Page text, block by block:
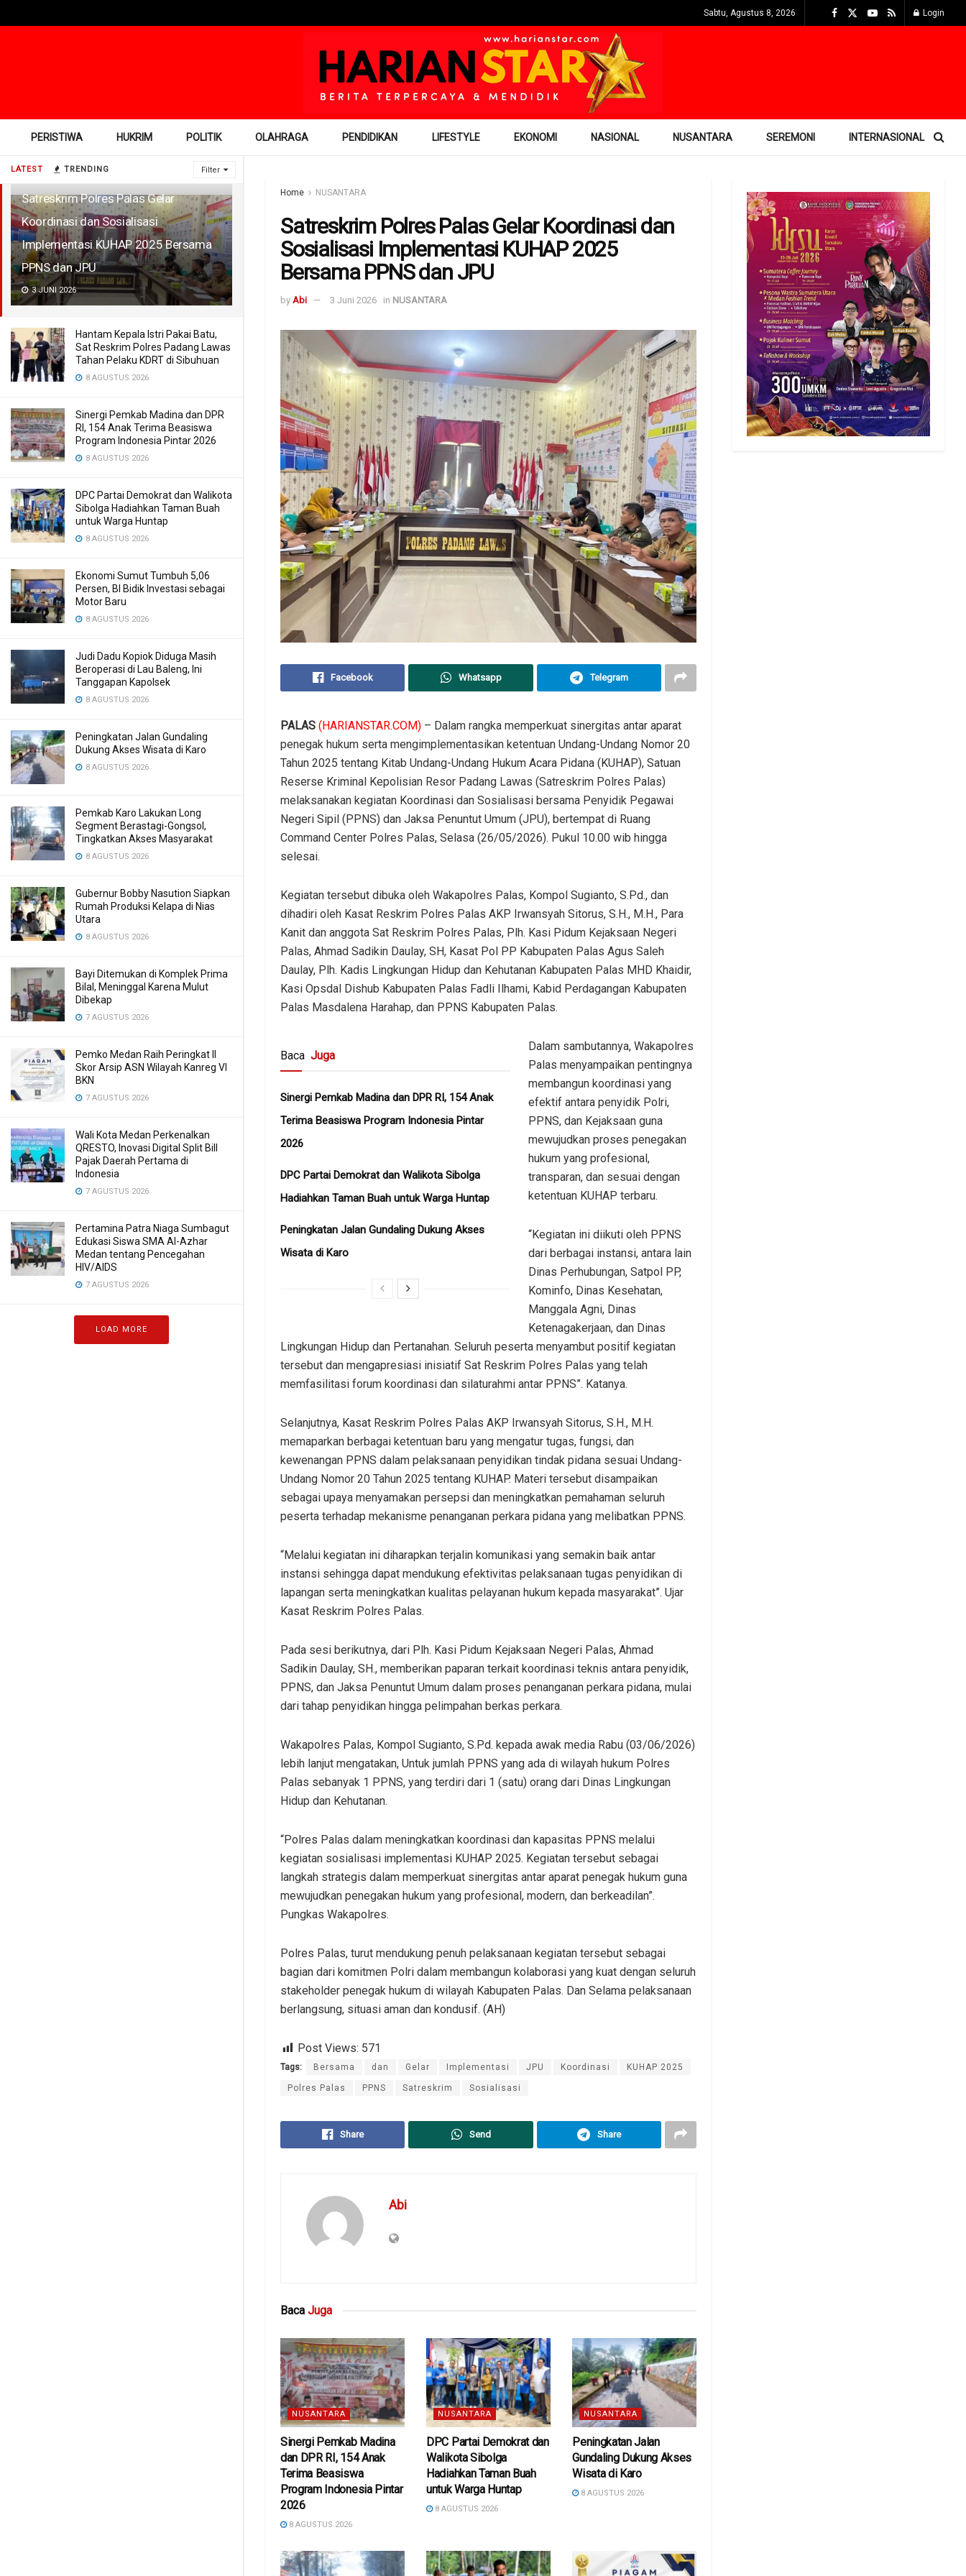
LATEST TRENDING Filter
Satreskrim Polres Palas Gelar
Koordinasi dan Sosialisasi
Implementasi KUHAP 2025 Bersama
PPNS dan JPU
3 JUNI 2026
Hantam Kepala Istri Pakai Batu,
Sat Reskrim Polres Padang Lawas
Tahan Pelaku KDRT di Sibuhuan
8 AGUSTUS 2026
Sinergi Pemkab Madina dan DPR
RI, 154 Anak Terima Beasiswa
Program Indonesia Pintar 2026
8 AGUSTUS 2026
DPC Partai Demokrat dan Walikota
Sibolga Hadiahkan Taman Buah
untuk Warga Huntap
8 AGUSTUS 2026
Ekonomi Sumut Tumbuh 5,06
Persen, BI Bidik Investasi sebagai
Motor Baru
8 AGUSTUS 2026
Judi Dadu Kopiok Diduga Masih
Beroperasi di Lau Baleng, Ini
Tanggapan Kapolsek
8 AGUSTUS 2026
Peningkatan Jalan Gundaling
Dukung Akses Wisata di Karo
8 AGUSTUS 2026
Pemkab Karo Lakukan Long
Segment Berastagi-Gongsol,
Tingkatkan Akses Masyarakat
8 AGUSTUS 2026
Gubernur Bobby Nasution Siapkan
Rumah Produksi Kelapa di Nias
Utara
8 AGUSTUS 2026
Bayi Ditemukan di Komplek Prima
Bilal, Meninggal Karena Mulut
Dibekap
7 AGUSTUS 2026
Pemko Medan Raih Peringkat II
Skor Arsip ASN Wilayah Kanreg VI
BKN
7 AGUSTUS 2026
Wali Kota Medan Perkenalkan
QRESTO, Inovasi Digital Split Bill
Pajak Daerah Pertama di
Indonesia
7 AGUSTUS 2026
Pertamina Patra Niaga Sumbagut
Edukasi Siswa SMA Al-Azhar
Medan tentang Pencegahan
HIV/AIDS
7 AGUSTUS 2026
LOAD MORE
Sabtu, Agustus 8, 2026 Login
PERISTIWA HUKRIM POLITIK OLAHRAGA PENDIDIKAN LIFESTYLE EKONOMI NASIONAL NUSANTARA SEREMONI INTERNASIONAL
Home NUSANTARA
Satreskrim Polres Palas Gelar Koordinasi dan
Sosialisasi Implementasi KUHAP 2025
Bersama PPNS dan JPU
by Abi 3 Juni 2026 in NUSANTARA
Facebook Whatsapp Telegram
PALAS (HARIANSTAR.COM) – Dalam rangka memperkuat sinergitas antar aparat
penegak hukum serta mengimplementasikan ketentuan Undang-Undang Nomor 20
Tahun 2025 tentang Kitab Undang-Undang Hukum Acara Pidana (KUHAP), Satuan
Reserse Kriminal Kepolisian Resor Padang Lawas (Satreskrim Polres Palas)
melaksanakan kegiatan Koordinasi dan Sosialisasi bersama Penyidik Pegawai
Negeri Sipil (PPNS) dan Jaksa Penuntut Umum (JPU), bertempat di Ruang
Command Center Polres Palas, Selasa (26/05/2026). Pukul 10.00 wib hingga
selesai.
Kegiatan tersebut dibuka oleh Wakapolres Palas, Kompol Sugianto, S.Pd., dan
dihadiri oleh Kasat Reskrim Polres Palas AKP Irwansyah Sitorus, S.H., M.H., Para
Kanit dan anggota Sat Reskrim Polres Palas, Plh. Kasi Pidum Kejaksaan Negeri
Palas, Ahmad Sadikin Daulay, SH, Kasat Pol PP Kabupaten Palas Agus Saleh
Daulay, Plh. Kadis Lingkungan Hidup dan Kehutanan Kabupaten Palas MHD Khaidir,
Kasi Opsdal Dishub Kabupaten Palas Fadli Ilhami, Kabid Perdagangan Kabupaten
Palas Masdalena Harahap, dan PPNS Kabupaten Palas.
Baca Juga
Sinergi Pemkab Madina dan DPR RI, 154 Anak
Terima Beasiswa Program Indonesia Pintar
2026
DPC Partai Demokrat dan Walikota Sibolga
Hadiahkan Taman Buah untuk Warga Huntap
Peningkatan Jalan Gundaling Dukung Akses
Wisata di Karo
Dalam sambutannya, Wakapolres
Palas menyampaikan pentingnya
membangun koordinasi yang
efektif antara penyidik Polri,
PPNS, dan Kejaksaan guna
mewujudkan proses penegakan
hukum yang profesional,
transparan, dan sesuai dengan
ketentuan KUHAP terbaru.
“Kegiatan ini diikuti oleh PPNS
dari berbagai instansi, antara lain
Dinas Perhubungan, Satpol PP,
Kominfo, Dinas Kesehatan,
Manggala Agni, Dinas
Ketenagakerjaan, dan Dinas
Lingkungan Hidup dan Pertanahan. Seluruh peserta menyambut positif kegiatan
tersebut dan mengapresiasi inisiatif Sat Reskrim Polres Palas yang telah
memfasilitasi forum koordinasi dan silaturahmi antar PPNS”. Katanya.
Selanjutnya, Kasat Reskrim Polres Palas AKP Irwansyah Sitorus, S.H., M.H.
memaparkan berbagai ketentuan baru yang mengatur tugas, fungsi, dan
kewenangan PPNS dalam pelaksanaan penyidikan tindak pidana sesuai Undang-
Undang Nomor 20 Tahun 2025 tentang KUHAP. Materi tersebut disampaikan
sebagai upaya menyamakan persepsi dan meningkatkan pemahaman seluruh
peserta terhadap mekanisme penanganan perkara pidana yang melibatkan PPNS.
“Melalui kegiatan ini diharapkan terjalin komunikasi yang semakin baik antar
instansi sehingga dapat mendukung efektivitas pelaksanaan tugas penyidikan di
lapangan serta meningkatkan kualitas pelayanan hukum kepada masyarakat”. Ujar
Kasat Reskrim Polres Palas.
Pada sesi berikutnya, dari Plh. Kasi Pidum Kejaksaan Negeri Palas, Ahmad
Sadikin Daulay, SH., memberikan paparan terkait koordinasi teknis antara penyidik,
PPNS, dan Jaksa Penuntut Umum dalam proses penanganan perkara pidana, mulai
dari tahap penyidikan hingga pelimpahan berkas perkara.
Wakapolres Palas, Kompol Sugianto, S.Pd. kepada awak media Rabu (03/06/2026)
lebih lanjut mengatakan, Untuk jumlah PPNS yang ada di wilayah hukum Polres
Palas sebanyak 1 PPNS, yang terdiri dari 1 (satu) orang dari Dinas Lingkungan
Hidup dan Kehutanan.
“Polres Palas dalam meningkatkan koordinasi dan kapasitas PPNS melalui
kegiatan sosialisasi implementasi KUHAP 2025. Kegiatan tersebut sebagai
langkah strategis dalam memperkuat sinergitas antar aparat penegak hukum guna
mewujudkan penegakan hukum yang profesional, modern, dan berkeadilan”.
Pungkas Wakapolres.
Polres Palas, turut mendukung penuh pelaksanaan kegiatan tersebut sebagai
bagian dari komitmen Polri dalam membangun kolaborasi yang kuat dengan seluruh
stakeholder penegak hukum di wilayah Kabupaten Palas. Dan Selama pelaksanaan
berlangsung, situasi aman dan kondusif. (AH)
Post Views: 571
Tags: Bersama dan Gelar Implementasi JPU Koordinasi KUHAP 2025
Polres Palas PPNS Satreskrim Sosialisasi
Share Send Share
Abi
Baca Juga
NUSANTARA
Sinergi Pemkab Madina
dan DPR RI, 154 Anak
Terima Beasiswa
Program Indonesia Pintar
2026
8 AGUSTUS 2026
NUSANTARA
DPC Partai Demokrat dan
Walikota Sibolga
Hadiahkan Taman Buah
untuk Warga Huntap
8 AGUSTUS 2026
NUSANTARA
Peningkatan Jalan
Gundaling Dukung Akses
Wisata di Karo
8 AGUSTUS 2026